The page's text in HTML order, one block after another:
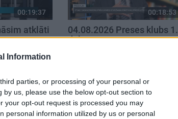
Information
parties, or processing of your personal or
us, please use the below opt-out section to
your opt-out request is processed you may
personal information utilized by us or personal
00:19:37
atklāti
00:18:53
04.08.2026 Preses klubs 1.
daļa